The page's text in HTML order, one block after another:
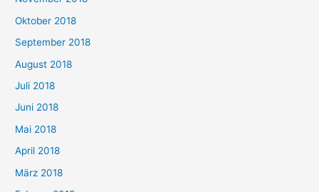
Oktober 2018
September 2018
August 2018
Juli 2018
Juni 2018
Mai 2018
April 2018
März 2018